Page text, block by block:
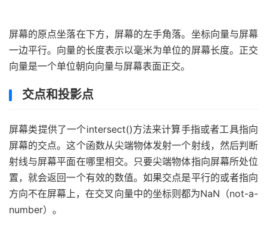
屏幕的原点坐落在下方，屏幕的左手角落。坐标向量与屏幕
一边平行。向量的长度表示以毫米为单位的屏幕长度。正交
向量是一个单位朝向向量与屏幕表面正交。
交点和投影点
屏幕类提供了一个intersect()方法来计算手指或者工具指向
屏幕的交点。这个函数从尖端物体发射一个射线，然后判断
射线与屏幕平面在哪里相交。只要尖端物体指向屏幕所处位
置，就会返回一个有效的数值。如果交点是平行的或者指向
方向不在屏幕上，在交叉向量中的坐标则都为NaN（not-a-
number）。